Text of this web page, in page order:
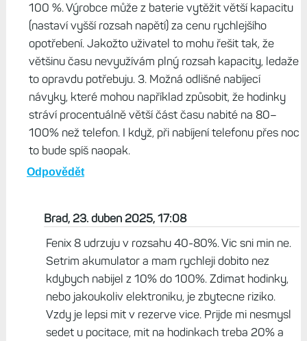
100 %. Výrobce může z baterie vytěžit větší kapacitu
(nastaví vyšší rozsah napětí) za cenu rychlejšího
opotřebení. Jakožto uživatel to mohu řešit tak, že
většinu času nevyužívám plný rozsah kapacity, ledaže
to opravdu potřebuju. 3. Možná odlišné nabíjecí
návyky, které mohou například způsobit, že hodinky
stráví procentuálně větší část času nabité na 80–
100% než telefon. I když, při nabíjení telefonu přes noc
to bude spíš naopak.
Odpovědět
Brad, 23. duben 2025, 17:08
Fenix 8 udrzuju v rozsahu 40-80%. Vic sni min ne.
Setrim akumulator a mam rychleji dobito nez
kdybych nabijel z 10% do 100%. Zdimat hodinky,
nebo jakoukoliv elektroniku, je zbytecne riziko.
Vzdy je lepsi mit v rezerve vice. Prijde mi nesmysl
sedet u pocitace, mit na hodinkach treba 20% a